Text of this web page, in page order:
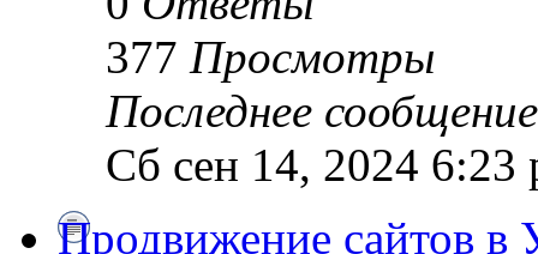
377 Просмотры
Последнее
Сб сен 14, 2024 6:23
Продвижение сайтов